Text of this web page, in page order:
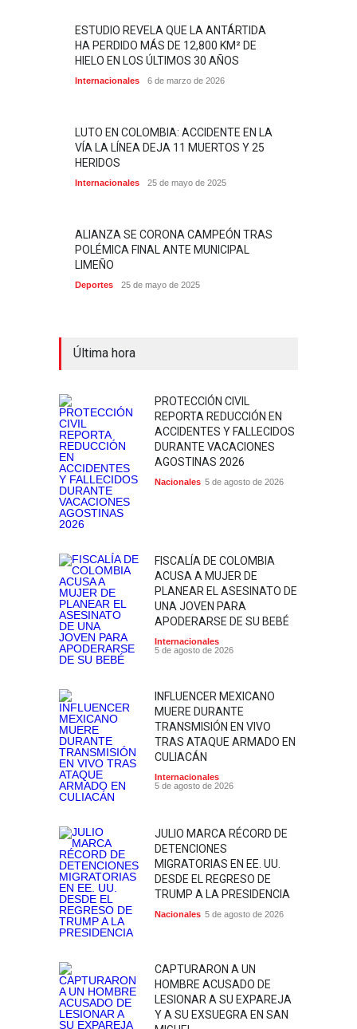
ESTUDIO REVELA QUE LA ANTÁRTIDA
HA PERDIDO MÁS DE 12,800 KM² DE
HIELO EN LOS ÚLTIMOS 30 AÑOS
Internacionales 6 de marzo de 2026
LUTO EN COLOMBIA: ACCIDENTE EN LA
VÍA LA LÍNEA DEJA 11 MUERTOS Y 25
HERIDOS
Internacionales 25 de mayo de 2025
ALIANZA SE CORONA CAMPEÓN TRAS
POLÉMICA FINAL ANTE MUNICIPAL
LIMEÑO
Deportes 25 de mayo de 2025
Última hora
PROTECCIÓN CIVIL
REPORTA REDUCCIÓN EN
ACCIDENTES Y FALLECIDOS
DURANTE VACACIONES
AGOSTINAS 2026
Nacionales 5 de agosto de 2026
FISCALÍA DE COLOMBIA
ACUSA A MUJER DE
PLANEAR EL ASESINATO DE
UNA JOVEN PARA
APODERARSE DE SU BEBÉ
Internacionales
5 de agosto de 2026
INFLUENCER MEXICANO
MUERE DURANTE
TRANSMISIÓN EN VIVO
TRAS ATAQUE ARMADO EN
CULIACÁN
Internacionales
5 de agosto de 2026
JULIO MARCA RÉCORD DE
DETENCIONES
MIGRATORIAS EN EE. UU.
DESDE EL REGRESO DE
TRUMP A LA PRESIDENCIA
Nacionales 5 de agosto de 2026
CAPTURARON A UN
HOMBRE ACUSADO DE
LESIONAR A SU EXPAREJA
Y A SU EXSUEGRA EN SAN